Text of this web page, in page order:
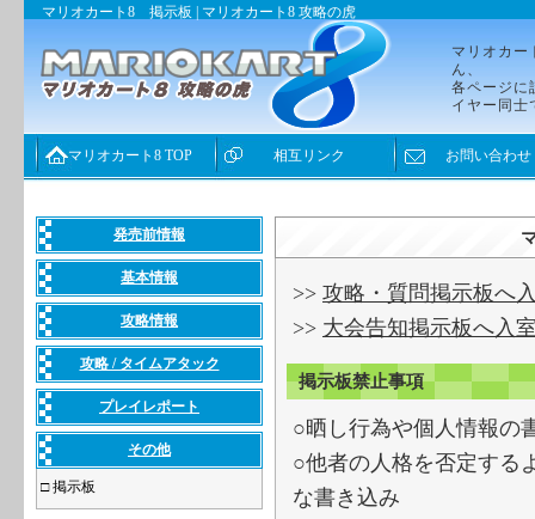
マリオカート8 掲示板 | マリオカート8 攻略の虎
マリオカー
ん、
各ページに
イヤー同士
発売前情報
基本情報
攻略情報
攻略 / タイムアタック
プレイレポート
その他
□掲示板
>> 攻略・質問掲示板へ
>> 大会告知掲示板へ入
掲示板禁止事項
○晒し行為や個人情報の
○他者の人格を否定する
な書き込み
マリオカート8 TOP 相互リンク お問い合わせ